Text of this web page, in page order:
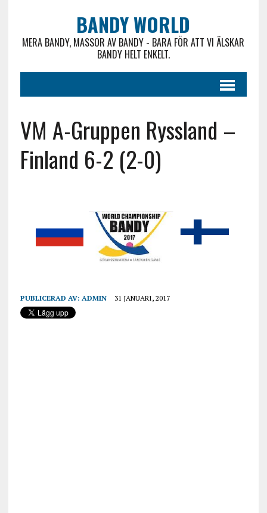
BANDY WORLD
MERA BANDY, MASSOR AV BANDY - BARA FÖR ATT VI ÄLSKAR
BANDY HELT ENKELT.
VM A-Gruppen Ryssland –
Finland 6-2 (2-0)
PUBLICERAD AV: ADMIN 31 JANUARI, 2017